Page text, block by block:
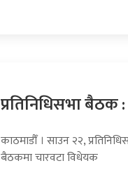
प्रतिनिधिसभा
काठमाडौँ । साउन २२,
बैठकमा चारवटा विधेयक